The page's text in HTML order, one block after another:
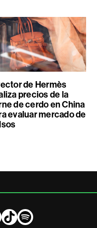
de Hermès
precios de la
de cerdo en China
evaluar mercado de